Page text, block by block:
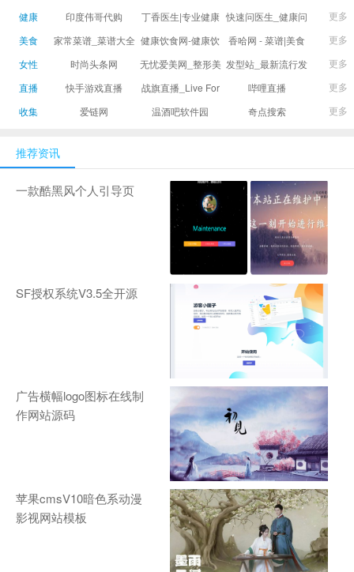
科技新媒体
浪网
健康
印度伟哥代购
丁香医生|专业健康
生活方式平台
快速问医生_健康问
题免费在线咨询专
更多
美食
家常菜谱_菜谱大全
_菜谱家常菜做法大
健康饮食网-健康饮
食食谱_健康饮食小
香哈网 - 菜谱|美食
菜谱|菜谱大全-学做
更多
女性
时尚头条网
LADYMAX.cn|国内
新闻并提供奢侈品
无忧爱美网_整形美
容门户
发型站_最新流行发
型设计发型图片与
更多
直播
快手游戏直播
战旗直播_Live For
Gamers丨天生爱
哔哩直播
更多
收集
爱链网 温酒吧软件园 奇点搜索 更多
推荐资讯
一款酷黑风个人引导页
SF授权系统V3.5全开源
广告横幅logo图标在线制
作网站源码
苹果cmsV10暗色系动漫
影视网站模板